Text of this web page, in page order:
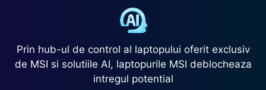
Prin hub-ul de control al laptopului oferit exclusiv
de MSI si solutiile AI, laptopurile MSI deblocheaza
intregul potential